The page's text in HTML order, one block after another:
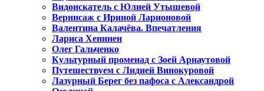
Видоискатель с Юлией Утышевой
Вернисаж с Ириной Ларионовой
Валентина Калачёва. Впечатления
Лариса Хенинен
Олег Гальченко
Культурный променад с Зоей Арнаутовой
Путешествуем с Лидией Винокуровой
Лазурный Берег без пафоса с Александрой